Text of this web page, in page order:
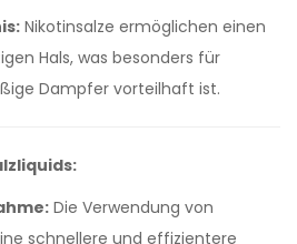
Nikotinsalze ermöglichen einen
Hals, was besonders für
Dampfer vorteilhaft ist.
Die Verwendung von
schnellere und effizientere